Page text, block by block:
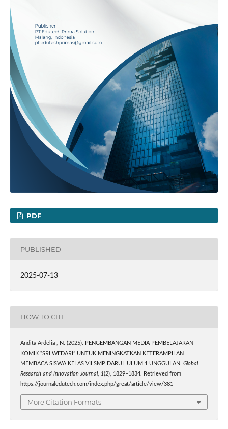
PDF
PUBLISHED
2025-07-13
HOW TO CITE
Andita Ardelia , N. (2025). PENGEMBANGAN MEDIA PEMBELAJARAN
KOMIK “SRI WEDARI” UNTUK MENINGKATKAN KETERAMPILAN
MEMBACA SISWA KELAS VII SMP DARUL ULUM 1 UNGGULAN. Global
Research and Innovation Journal, 1(2), 1829–1834. Retrieved from
https://journaledutech.com/index.php/great/article/view/381
More Citation Formats